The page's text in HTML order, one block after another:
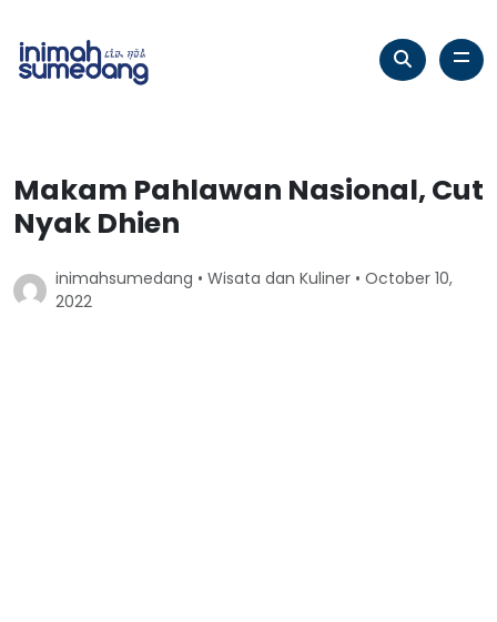
Makam Pahlawan Nasional, Cut
Nyak Dhien
inimahsumedang • Wisata dan Kuliner • October 10,
2022